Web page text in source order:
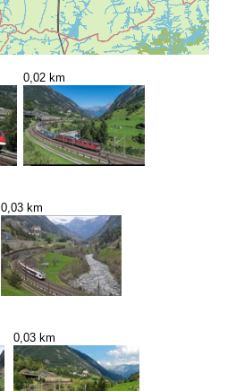
0,02 km
0,03 km
0,03 km